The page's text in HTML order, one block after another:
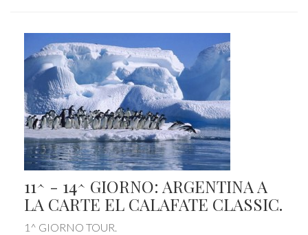
11^ - 14^ GIORNO: ARGENTINA A
LA CARTE EL CALAFATE CLASSIC.
1^ GIORNO TOUR.